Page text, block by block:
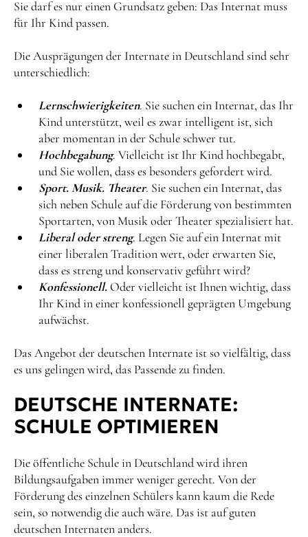
Sie darf es nur einen Grundsatz geben: Das Internat muss
für Ihr Kind passen.
Die Ausprägungen der Internate in Deutschland sind sehr
unterschiedlich:
Lernschwierigkeiten. Sie suchen ein Internat, das Ihr
Kind unterstützt, weil es zwar intelligent ist, sich
aber momentan in der Schule schwer tut.
Hochbegabung. Vielleicht ist Ihr Kind hochbegabt,
und Sie wollen, dass es besonders gefordert wird.
Sport. Musik. Theater. Sie suchen ein Internat, das
sich neben Schule auf die Förderung von bestimmten
Sportarten, von Musik oder Theater spezialisiert hat.
Liberal oder streng. Legen Sie auf ein Internat mit
einer liberalen Tradition wert, oder erwarten Sie,
dass es streng und konservativ geführt wird?
Konfessionell. Oder vielleicht ist Ihnen wichtig, dass
Ihr Kind in einer konfessionell geprägten Umgebung
aufwächst.
Das Angebot der deutschen Internate ist so vielfältig, dass
es uns gelingen wird, das Passende zu finden.
DEUTSCHE INTERNATE:
SCHULE OPTIMIEREN
Die öffentliche Schule in Deutschland wird ihren
Bildungsaufgaben immer weniger gerecht. Von der
Förderung des einzelnen Schülers kann kaum die Rede
sein, so notwendig die auch wäre. Das ist auf guten
deutschen Internaten anders.